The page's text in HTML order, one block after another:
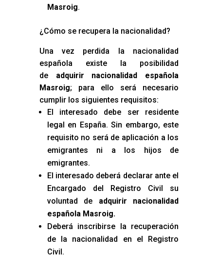
Masroig.
¿Cómo se recupera la nacionalidad?
Una vez perdida la nacionalidad
española existe la posibilidad
de adquirir nacionalidad española
Masroig; para ello será necesario
cumplir los siguientes requisitos:
El interesado debe ser residente
legal en España. Sin embargo, este
requisito no será de aplicación a los
emigrantes ni a los hijos de
emigrantes.
El interesado deberá declarar ante el
Encargado del Registro Civil su
voluntad de adquirir nacionalidad
española Masroig.
Deberá inscribirse la recuperación
de la nacionalidad en el Registro
Civil.